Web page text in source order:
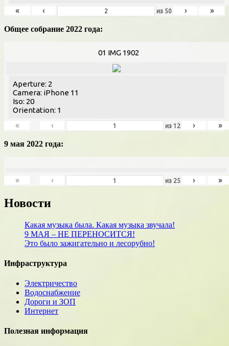
«
‹ из 50 › »
Общее собрание 2022 года:
01 IMG 1902
Aperture: 2
Camera: iPhone 11
Iso: 20
Orientation: 1
«
‹ из 12 › »
9 мая 2022 года:
« ‹ из 25 › »
Новости
Какая музыка была. Какая музыка звучала!
9 МАЯ – НЕ ПЕРЕНОСИТСЯ!
Это было зажигательно и лесорубно!
Инфраструктура
Электричество
Водоснабжение
Дороги и ЗОП
Интернет
Полезная информация